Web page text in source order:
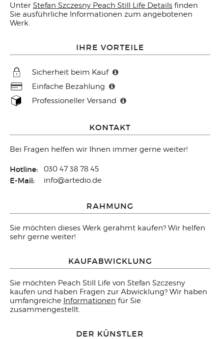
Unter Stefan Szczesny Peach Still Life Details finden
Sie ausführliche Informationen zum angebotenen
Werk.
IHRE VORTEILE
Sicherheit beim Kauf
Einfache Bezahlung
Professioneller Versand
KONTAKT
Bei Fragen helfen wir Ihnen immer gerne weiter!
Hotline: 030 47 38 78 45
E-Mail: info@artedio.de
RAHMUNG
Sie möchten dieses Werk gerahmt kaufen? Wir helfen
sehr gerne weiter!
KAUFABWICKLUNG
Sie möchten Peach Still Life von Stefan Szczesny
kaufen und haben Fragen zur Abwicklung? Wir haben
umfangreiche Informationen für Sie
zusammengestellt.
DER KÜNSTLER